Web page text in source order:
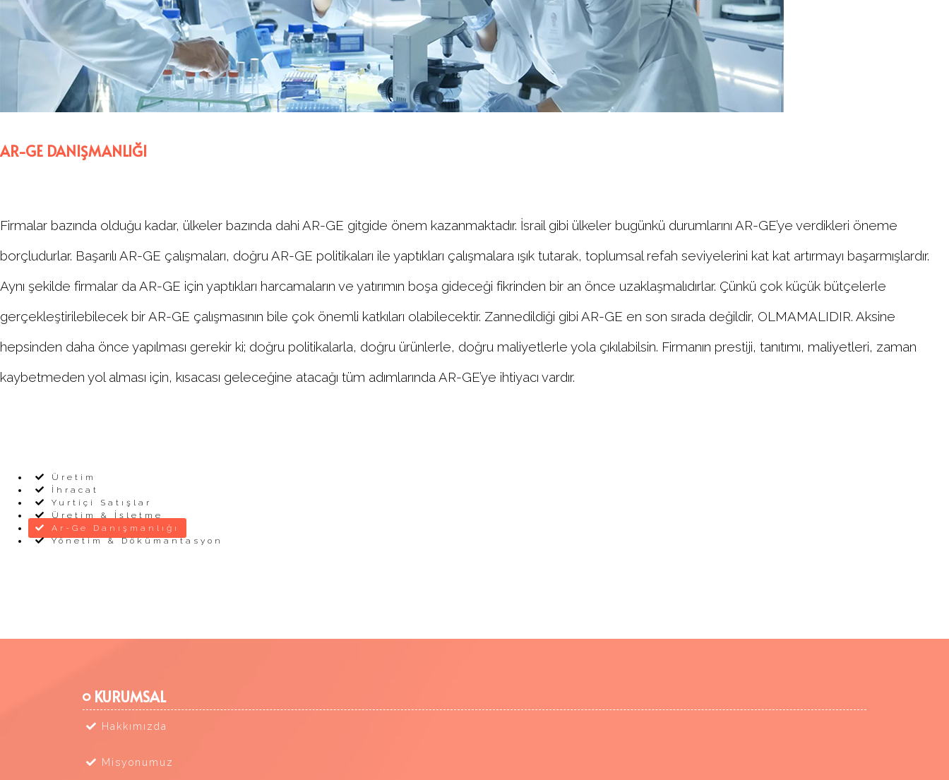
AR-GE DANIŞMANLIĞI
Firmalar bazında olduğu kadar, ülkeler bazında dahi AR-GE gitgide önem kazanmaktadır. İsrail gibi ülkeler bugünkü durumlarını AR-GE’ye verdikleri öneme
borçludurlar. Başarılı AR-GE çalışmaları, doğru AR-GE politikaları ile yaptıkları çalışmalara ışık tutarak, toplumsal refah seviyelerini kat kat artırmayı başarmışlardır.
Aynı şekilde firmalar da AR-GE için yaptıkları harcamaların ve yatırımın boşa gideceği fikrinden bir an önce uzaklaşmalıdırlar. Çünkü çok küçük bütçelerle
gerçekleştirilebilecek bir AR-GE çalışmasının bile çok önemli katkıları olabilecektir. Zannedildiği gibi AR-GE en son sırada değildir, OLMAMALIDIR. Aksine
hepsinden daha önce yapılması gerekir ki; doğru politikalarla, doğru ürünlerle, doğru maliyetlerle yola çıkılabilsin. Firmanın prestiji, tanıtımı, maliyetleri, zaman
kaybetmeden yol alması için, kısacası geleceğine atacağı tüm adımlarında AR-GE’ye ihtiyacı vardır.
Üretim
İhracat
Yurtiçi Satışlar
Üretim & İşletme
Ar-Ge Danışmanlığı
Yönetim & Dökümantasyon
KURUMSAL
Hakkımızda
Misyonumuz